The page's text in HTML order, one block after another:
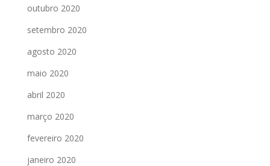
outubro 2020
setembro 2020
agosto 2020
maio 2020
abril 2020
março 2020
fevereiro 2020
janeiro 2020